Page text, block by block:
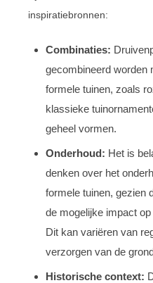
inspiratiebronnen:
Combinaties:
gecombineerd worden
formele tuinen, zoals
klassieke
geheel vormen.
Onderhoud: Het is
denken over het
formele tuinen, gezien
de mogelijke impact
Dit kan variëren van
verzorgen van de
Historische context: